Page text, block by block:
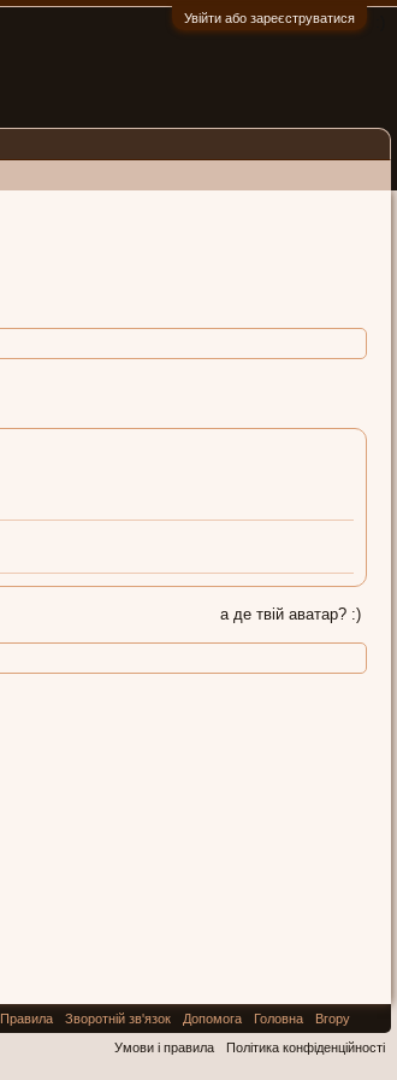
Увійти або зареєструватися
а де твій аватар? :)
Правила Зворотній зв'язок Допомога Головна
Вгору
Умови і правила
Політика конфіденційності